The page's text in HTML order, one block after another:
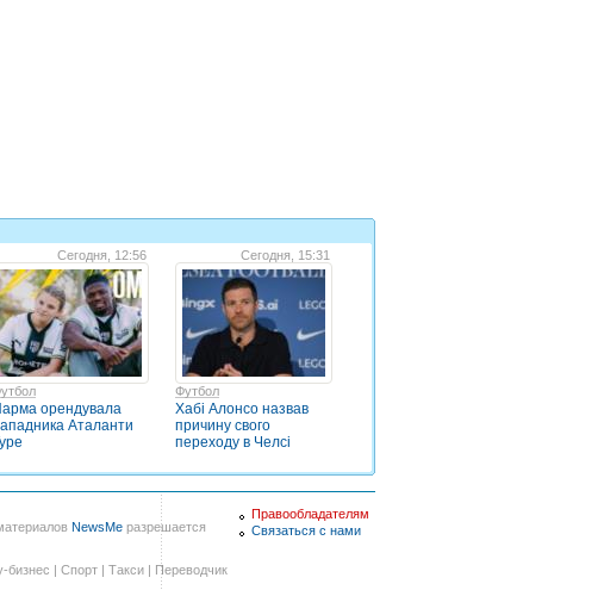
Сегодня, 12:56
орендувала
Аталанти
Сегодня, 15:31
Футбол
Хабі Алонсо назвав
причину свого
переходу в Челсі
NewsMe разрешается
бизнес | Спорт | Такси | Переводчик
Правообладателям
Связаться с нами